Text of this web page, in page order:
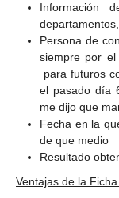
Información
Persona de
siempre por
para futuros
el pasado día
me dijo que
Fecha en la
de que medio
Resultado
Ventajas de la